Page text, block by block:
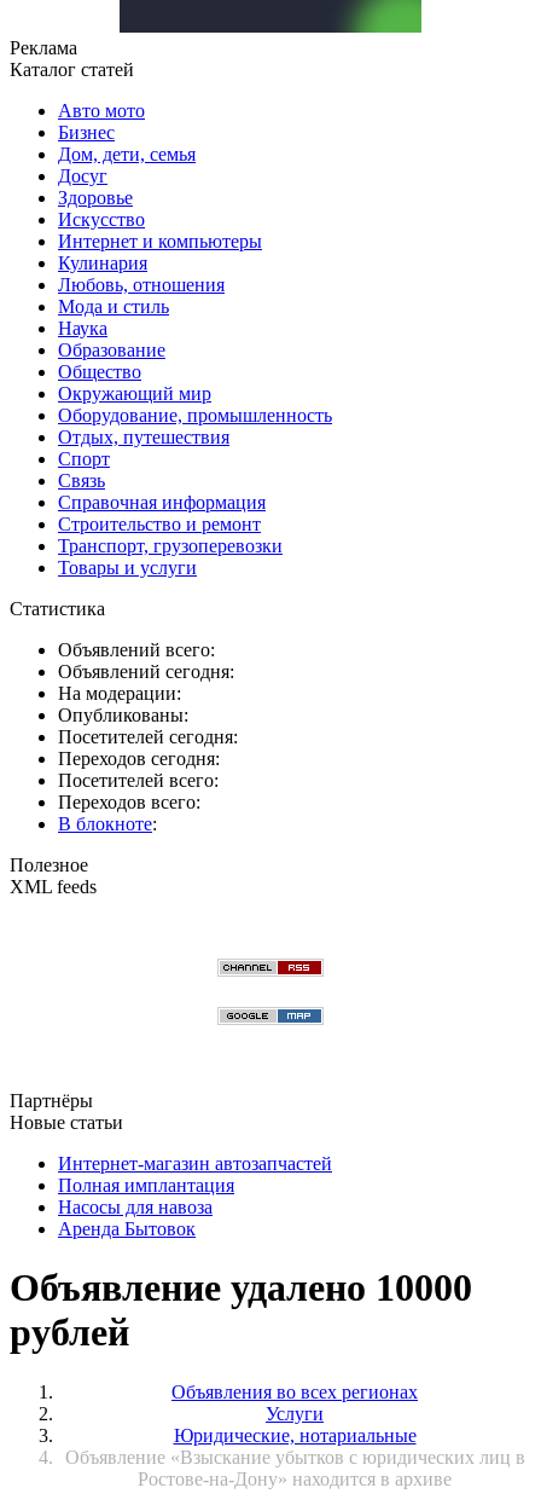
Реклама
Каталог статей
Авто мото
Бизнес
Дом, дети, семья
Досуг
Здоровье
Искусство
Интернет и компьютеры
Кулинария
Любовь, отношения
Мода и стиль
Наука
Образование
Общество
Окружающий мир
Оборудование, промышленность
Отдых, путешествия
Спорт
Связь
Справочная информация
Строительство и ремонт
Транспорт, грузоперевозки
Товары и услуги
Статистика
Объявлений всего:
Объявлений сегодня:
На модерации:
Опубликованы:
Посетителей сегодня:
Переходов сегодня:
Посетителей всего:
Переходов всего:
В блокноте:
Полезное
XML feeds
Партнёры
Новые статьи
Интернет-магазин автозапчастей
Полная имплантация
Насосы для навоза
Аренда Бытовок
Объявление удалено 10000
рублей
Объявления во всех регионах
Услуги
Юридические, нотариальные
Объявление «Взыскание убытков с юридических лиц в
Ростове-на-Дону» находится в архиве